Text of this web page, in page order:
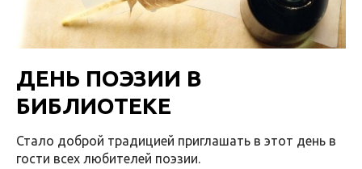
ДЕНЬ ПОЭЗИИ В
БИБЛИОТЕКЕ
Стало доброй традицией приглашать в этот день в
гости всех любителей поэзии.